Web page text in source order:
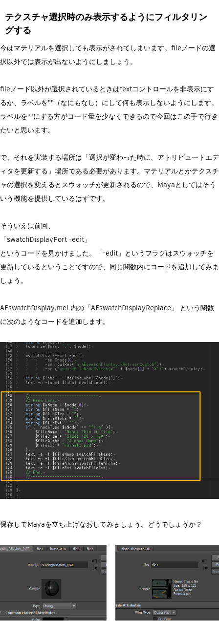
テクスチャ選択時のみ表示するようにフィルタリン
グする
今はマテリアルを選択しても表示がされてしまいます。fileノードの選
択以外では表示が出ないようにしましょう。
fileノード以外が選択されているときはtextコントロールを非表示にす
るか、ラベルを""（なにもなし）にして何も表示しないようにします。
ラベルを""にする方がコード量を少なくできるので今回はこの手で行き
たいと思います。
で、それを実装する場所は「選択が変わった時に、アトリビュートエデ
ィタを更新する」場所である必要があります。マテリアルとかテクスチ
ャの選択を変えるとスウォッチが更新されるので、Mayaとしてはそう
いう機能を提供しているはずです。
そういえば前回、
「swatchDisplayPort -edit」
というコードを見かけました。「-edit」というフラグはスウォッチを
更新しているということですので、同じ関数内にコードを追加してみま
しょう。
AEswatchDisplay.mel 内の「AEswatchDisplayReplace」 という関数
に次のようなコードを追加します。
保存してMayaを立ち上げなおしてみましょう。どうでしょうか？